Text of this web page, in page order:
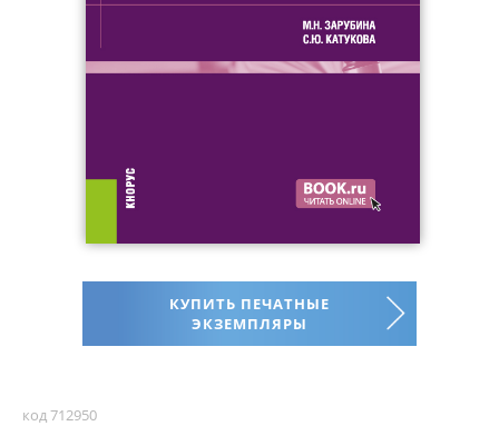
КУПИТЬ ПЕЧАТНЫЕ
ЭКЗЕМПЛЯРЫ
код 712950